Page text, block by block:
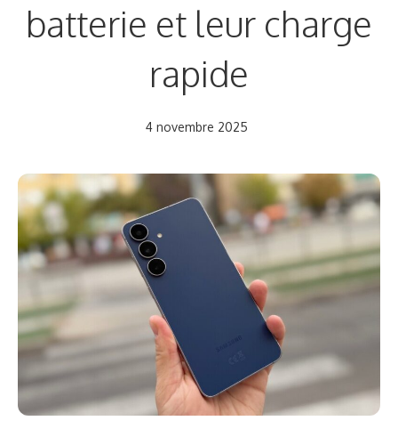
batterie et leur charge
rapide
4 novembre 2025